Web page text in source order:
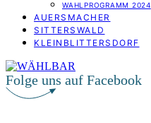
WAHLPROGRAMM 2024
AUERSMACHER
SITTERSWALD
KLEINBLITTERSDORF
Folge uns auf Facebook